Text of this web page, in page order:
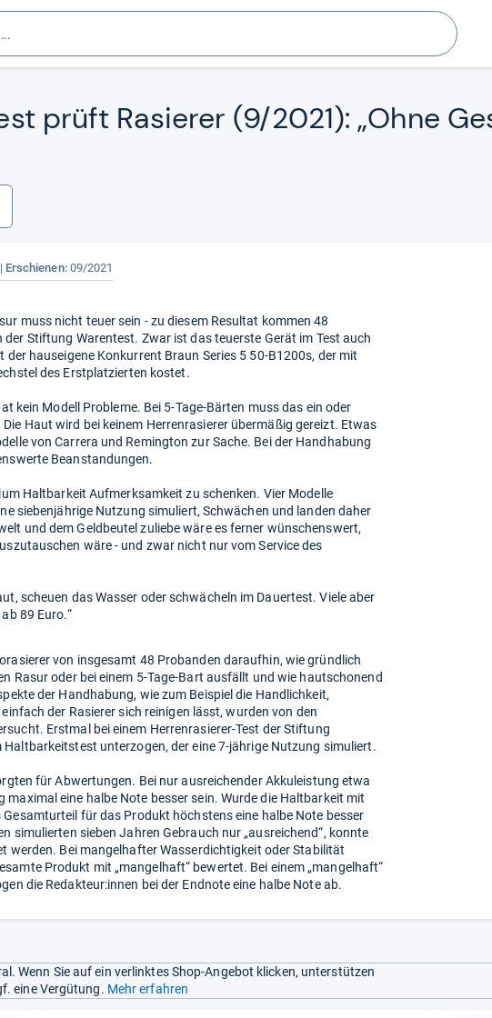
Suchen
prüft Rasie­rer (9/2021): „Ohne
Erschienen:09/2021
muss nicht teuer sein - zu diesem Resultat kommen 48
der Stiftung Warentest. Zwar ist das teuerste Gerät im Test auch
hauseigene Konkurrent Braun Series 5 50-B1200s, der mit
des Erstplatzierten kostet.
kein Modell Probleme. Bei 5-Tage-Bärten muss das ein oder
Haut wird bei keinem Herrenrasierer übermäßig gereizt. Etwas
von Carrera und Remington zur Sache. Bei der Handhabung
Beanstandungen.
Haltbarkeit Aufmerksamkeit zu schenken. Vier Modelle
siebenjährige Nutzung simuliert, Schwächen und landen daher
und dem Geldbeutel zuliebe wäre es ferner wünschenswert,
wäre - und zwar nicht nur vom Service des
scheuen das Wasser oder schwächeln im Dauertest. Viele aber
89 Euro.“
von insgesamt 48 Probanden daraufhin, wie gründlich
Rasur oder bei einem 5-Tage-Bart ausfällt und wie hautschonend
der Handhabung, wie zum Beispiel die Handlichkeit,
der Rasierer sich reinigen lässt, wurden von den
Erstmal bei einem Herrenrasierer-Test der Stiftung
Haltbarkeitstest unterzogen, der eine 7-jährige Nutzung simuliert.
für Abwertungen. Bei nur ausreichender Akkuleistung etwa
maximal eine halbe Note besser sein. Wurde die Haltbarkeit mit
Gesamturteil für das Produkt höchstens eine halbe Note besser
simulierten sieben Jahren Gebrauch nur „ausreichend“​, konnte
werden. Bei mangelhafter Wasserdichtigkeit oder Stabilität
Produkt mit „mangelhaft“​ bewertet. Bei einem „mangelhaft“​
die Redakteur:innen bei der Endnote eine halbe Note ab.
Wenn Sie auf ein verlinktes Shop-Angebot klicken, unterstützen
eine Vergütung. Mehr erfahren